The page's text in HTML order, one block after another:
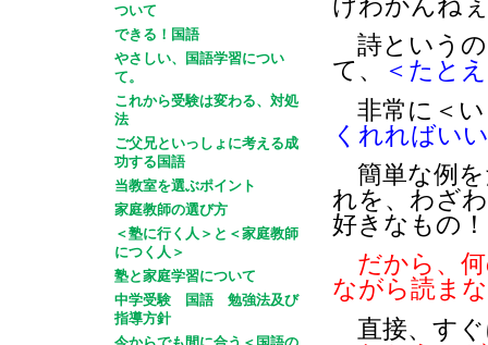
ついて
できる！国語
やさしい、国語学習につい
て。
これから受験は変わる、対処
法
ご父兄といっしょに考える成
功する国語
当教室を選ぶポイント
家庭教師の選び方
＜塾に行く人＞と＜家庭教師
につく人＞
塾と家庭学習について
中学受験 国語 勉強法及び
指導方針
けわかんね
詩というの
て、
＜たと
非常に＜い
くれればい
簡単な例
れを、わざ
好きなもの
だから、
ながら読ま
直接、すぐ